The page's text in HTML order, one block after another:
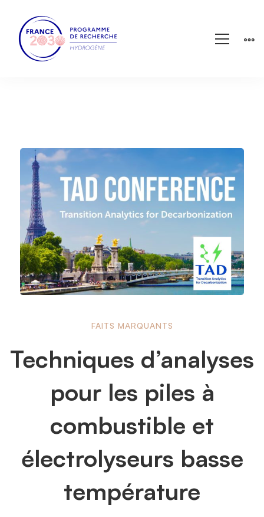
Techniques
d’analyses
pour
les
piles
FAITS MARQUANTS
Techniques d’analyses
pour les piles à
combustible et
électrolyseurs basse
température